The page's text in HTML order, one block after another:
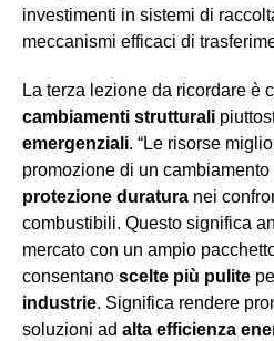
investimenti in sistemi di
meccanismi efficaci di
La terza lezione da ricordare è
cambiamenti strutturali
emergenziali. “Le risorse
promozione di un
protezione duratura nei
combustibili. Questo significa
mercato con un ampio
consentano scelte più pulite
industrie. Significa rendere
soluzioni ad alta efficienza